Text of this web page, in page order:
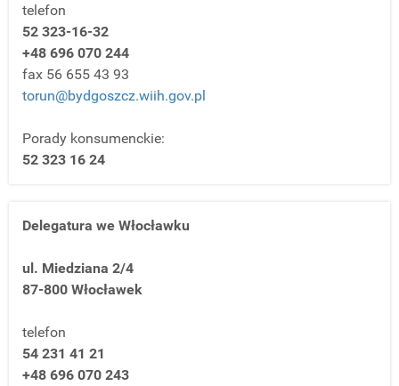
telefon
52 323-16-32
+48 696 070 244
fax 56 655 43 93
torun@bydgoszcz.wiih.gov.pl
Porady konsumenckie:
52 323 16 24
Delegatura we Włocławku
ul. Miedziana 2/4
87-800 Włocławek
telefon
54 231 41 21
+48 696 070 243